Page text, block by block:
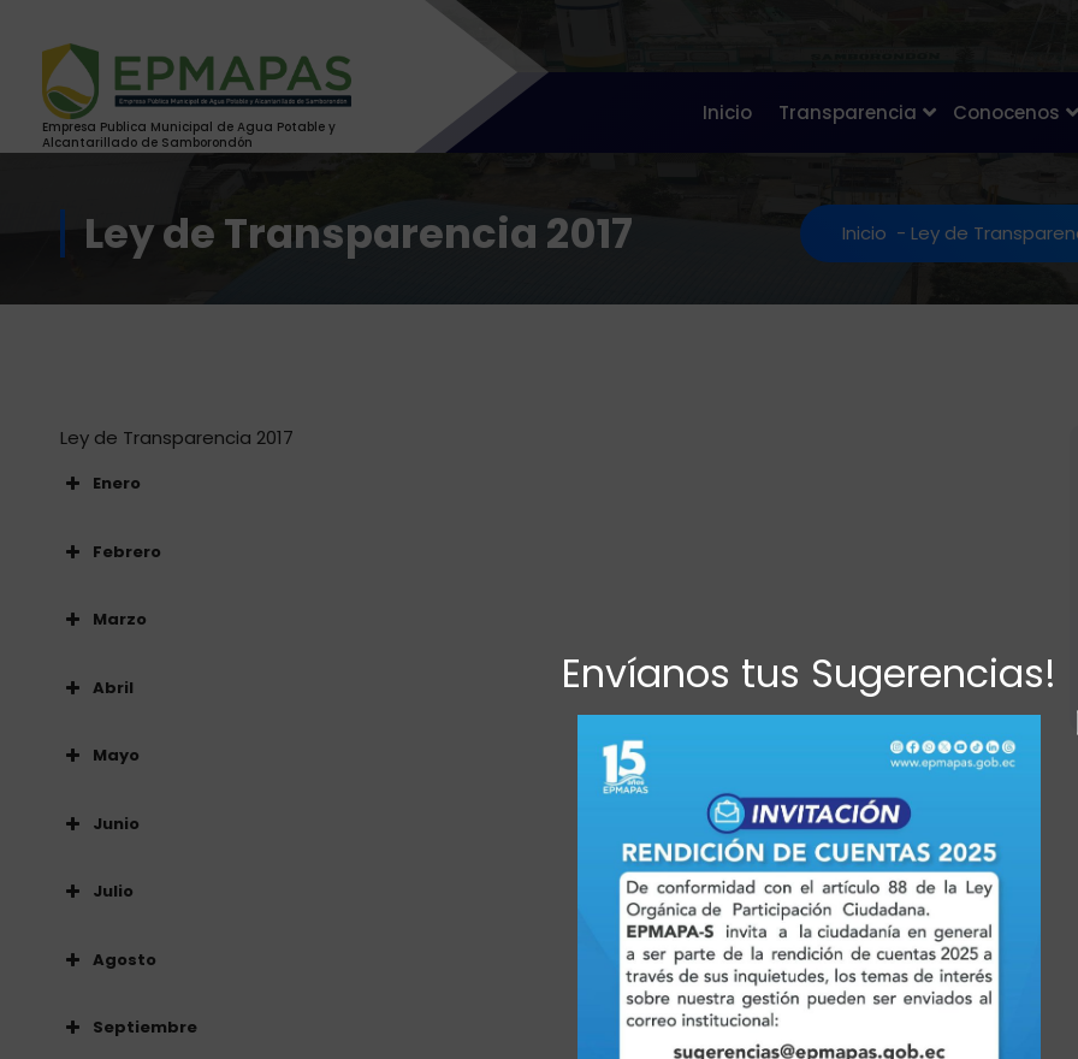
contenido
Empresa Publica Municipal de Agua Potable y
Alcantarillado de Samborondón
Inicio Transparencia Conocenos
Ley de Transparencia 2017 Inicio - Ley de
Ley de Transparencia 2017
Enero
Febrero
Marzo
Abril
Mayo
Junio
Julio
Agosto
Septiembre
Envíanos tus Sugerencias!